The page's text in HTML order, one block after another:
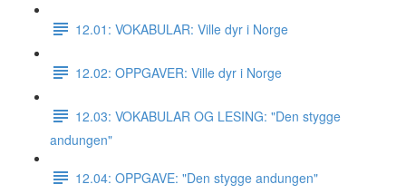
12.01: VOKABULAR: Ville dyr i Norge
12.02: OPPGAVER: Ville dyr i Norge
12.03: VOKABULAR OG LESING: "Den stygge
andungen"
12.04: OPPGAVE: "Den stygge andungen"